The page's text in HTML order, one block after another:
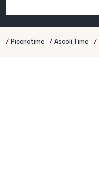
/ Picenotime / Ascoli Time /